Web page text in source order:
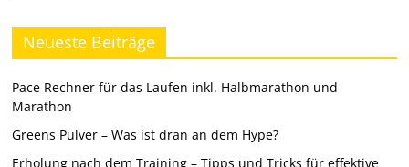
Neueste Beiträge
Pace Rechner für das Laufen inkl. Halbmarathon und
Marathon
Greens Pulver – Was ist dran an dem Hype?
Erholung nach dem Training – Tipps und Tricks für effektive